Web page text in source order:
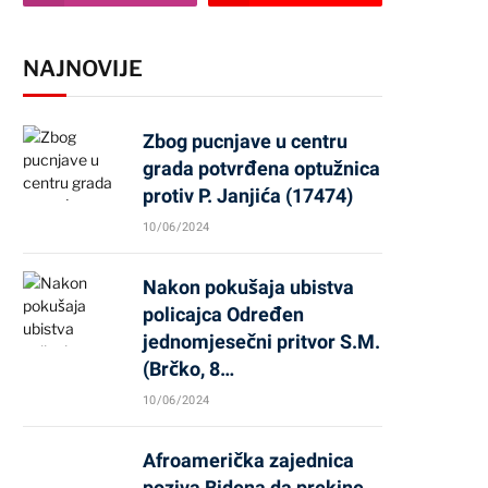
NAJNOVIJE
Zbog pucnjave u centru
grada potvrđena optužnica
protiv P. Janjića (17474)
10/06/2024
Nakon pokušaja ubistva
policajca Određen
jednomjesečni pritvor S.M.
(Brčko, 8…
10/06/2024
Afroamerička zajednica